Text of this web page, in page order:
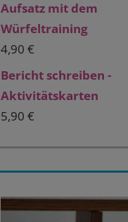
Aufsatz mit dem
Würfeltraining
4,90€
Bericht schreiben -
Aktivitätskarten
5,90€